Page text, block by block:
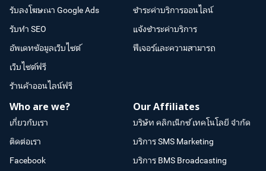
รับลงโฆษณา Google Ads
รับทำ SEO
อัพเดทข้อมูลเว็บไซต์
เว็บไซต์ฟรี
ร้านค้าออนไลน์ฟรี
ชำระค่าบริการออนไลน์
แจ้งชำระค่าบริการ
ฟีเจอร์และความสามารถ
Who are we?
เกี่ยวกับเรา
ติดต่อเรา
Facebook
Our Affiliates
บริษัท คลิกเน็กซ์ เทคโนโลยี จำกัด
บริการ SMS Marketing
บริการ BMS Broadcasting